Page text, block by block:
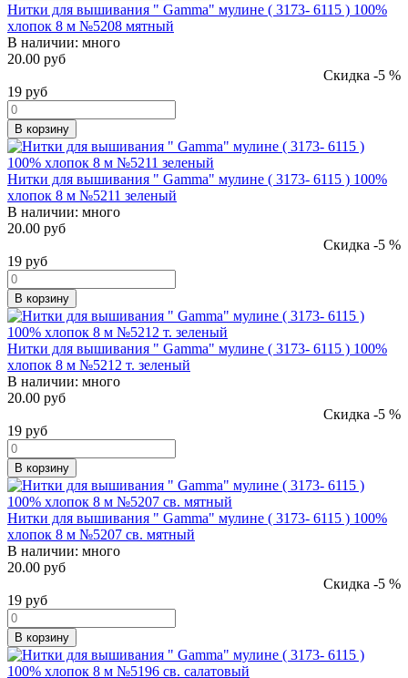
Нитки для вышивания " Gamma" мулине ( 3173- 6115 ) 100%
хлопок 8 м №5208 мятный
В наличии: много
20.00 руб
Скидка -5 %
19 руб
В корзину
Нитки для вышивания " Gamma" мулине ( 3173- 6115 ) 100%
хлопок 8 м №5211 зеленый
В наличии: много
20.00 руб
Скидка -5 %
19 руб
В корзину
Нитки для вышивания " Gamma" мулине ( 3173- 6115 ) 100%
хлопок 8 м №5212 т. зеленый
В наличии: много
20.00 руб
Скидка -5 %
19 руб
В корзину
Нитки для вышивания " Gamma" мулине ( 3173- 6115 ) 100%
хлопок 8 м №5207 св. мятный
В наличии: много
20.00 руб
Скидка -5 %
19 руб
В корзину